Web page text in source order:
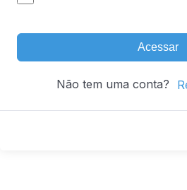
Acessar
Não tem uma conta?